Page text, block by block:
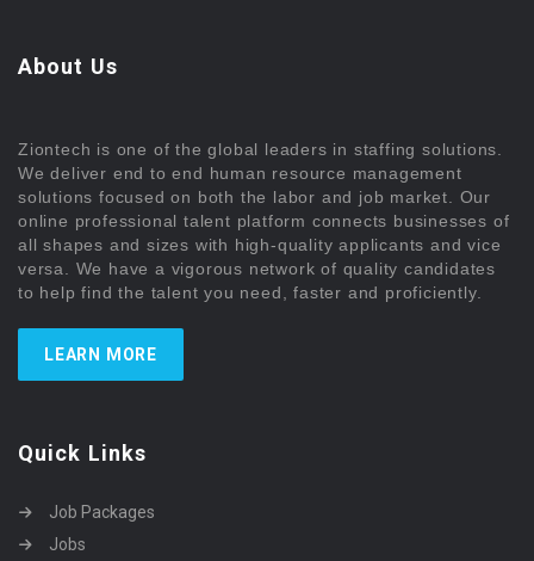
About Us
Ziontech is one of the global leaders in staffing solutions.
We deliver end to end human resource management
solutions focused on both the labor and job market. Our
online professional talent platform connects businesses of
all shapes and sizes with high-quality applicants and vice
versa. We have a vigorous network of quality candidates
to help find the talent you need, faster and proficiently.
LEARN MORE
Quick Links
Job Packages
Jobs